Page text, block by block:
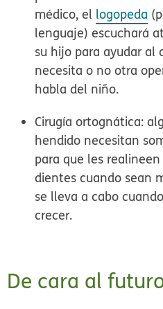
médico, el logopeda
lenguaje) escuchará
su hijo para ayudar al
necesita o no otra
habla del niño.
Cirugía ortognática:
hendido necesitan
para que les
dientes cuando sean
se lleva a cabo
crecer.
De cara al